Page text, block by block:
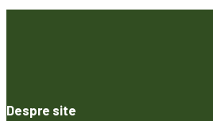
Despre site